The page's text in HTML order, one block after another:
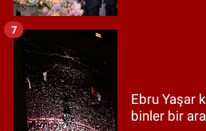
Ebru Yaşar
binler bir
7